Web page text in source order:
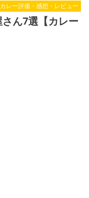
カレー評価・感想・レビュー
ん7選【カレー